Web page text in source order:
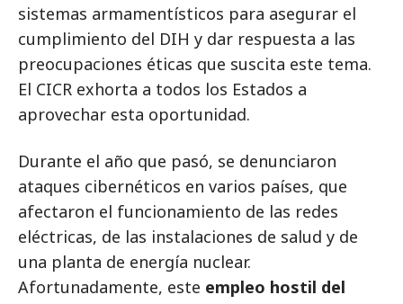
sistemas armamentísticos para asegurar el
cumplimiento del DIH y dar respuesta a las
preocupaciones éticas que suscita este tema.
El CICR exhorta a todos los Estados a
aprovechar esta oportunidad.
Durante el año que pasó, se denunciaron
ataques cibernéticos en varios países, que
afectaron el funcionamiento de las redes
eléctricas, de las instalaciones de salud y de
una planta de energía nuclear.
Afortunadamente, este empleo hostil del